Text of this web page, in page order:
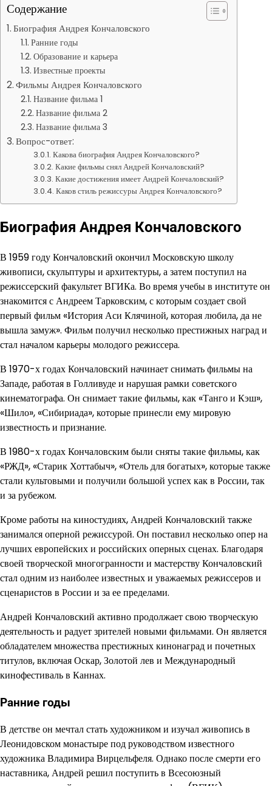
Содержание
Биография Андрея Кончаловского
Ранние годы
Образование и карьера
Известные проекты
Фильмы Андрея Кончаловского
Название фильма 1
Название фильма 2
Название фильма 3
Вопрос-ответ:
Какова биография Андрея Кончаловского?
Какие фильмы снял Андрей Кончаловский?
Какие достижения имеет Андрей Кончаловский?
Каков стиль режиссуры Андрея Кончаловского?
Биография Андрея Кончаловского
В 1959 году Кончаловский окончил Московскую школу
живописи, скульптуры и архитектуры, а затем поступил на
режиссерский факультет ВГИКа. Во время учебы в институте он
знакомится с Андреем Тарковским, с которым создает свой
первый фильм «История Аси Клячиной, которая любила, да не
вышла замуж». Фильм получил несколько престижных наград и
стал началом карьеры молодого режиссера.
В 1970-х годах Кончаловский начинает снимать фильмы на
Западе, работая в Голливуде и нарушая рамки советского
кинематографа. Он снимает такие фильмы, как «Танго и Кэш»,
«Шило», «Сибириада», которые принесли ему мировую
известность и признание.
В 1980-х годах Кончаловским были сняты такие фильмы, как
«РЖД», «Старик Хоттабыч», «Отель для богатых», которые также
стали культовыми и получили большой успех как в России, так
и за рубежом.
Кроме работы на киностудиях, Андрей Кончаловский также
занимался оперной режиссурой. Он поставил несколько опер на
лучших европейских и российских оперных сценах. Благодаря
своей творческой многогранности и мастерству Кончаловский
стал одним из наиболее известных и уважаемых режиссеров и
сценаристов в России и за ее пределами.
Андрей Кончаловский активно продолжает свою творческую
деятельность и радует зрителей новыми фильмами. Он является
обладателем множества престижных кинонаград и почетных
титулов, включая Оскар, Золотой лев и Международный
кинофестиваль в Каннах.
Ранние годы
В детстве он мечтал стать художником и изучал живопись в
Леонидовском монастыре под руководством известного
художника Владимира Вирцельфеля. Однако после смерти его
наставника, Андрей решил поступить в Всесоюзный